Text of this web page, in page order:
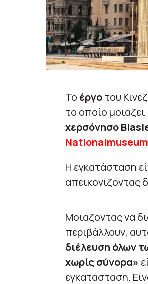
Το έργοτου
το οποίο
χερσόνησο
Nationalmuseum
Η εγκατάσταση
απεικονίζοντας
Μοιάζοντας να
περιβάλλουν,
διέλευση όλων
χωρίς σύνορα»
εγκατάσταση.